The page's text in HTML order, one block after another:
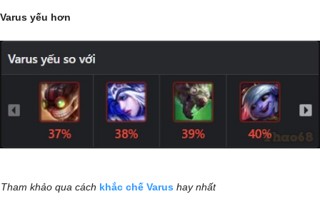
Varus yếu hơn
Tham khảo qua cách khắc chế Varus hay nhất